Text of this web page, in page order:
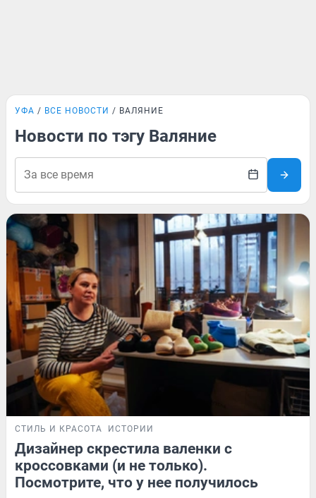
УФА ВСЕ НОВОСТИ ВАЛЯНИЕ
Новости по тэгу Валяние
СТИЛЬ И КРАСОТА ИСТОРИИ
Дизайнер скрестила валенки с
кроссовками (и не только).
Посмотрите, что у нее получилось